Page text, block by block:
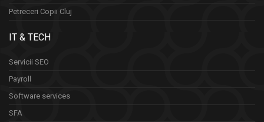
Petreceri Copii Cluj
IT & TECH
Servicii SEO
Payroll
Software services
SFA